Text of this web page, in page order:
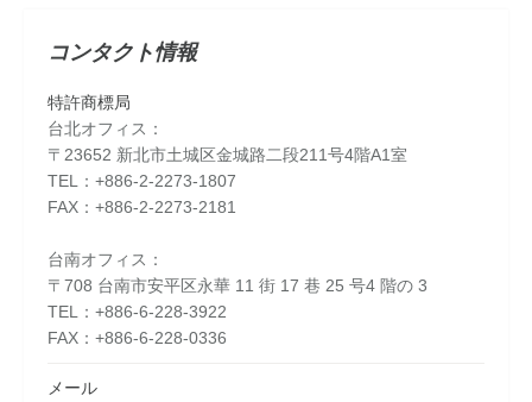
コンタクト情報
特許商標局
台北オフィス：
〒23652 新北市土城区金城路二段211号4階A1室
TEL：+886-2-2273-1807
FAX：+886-2-2273-2181
台南オフィス：
〒708 台南市安平区永華 11 街 17 巷 25 号4 階の 3
TEL：+886-6-228-3922
FAX：+886-6-228-0336
メール